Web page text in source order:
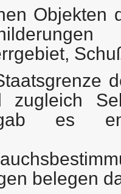
Objekten
es
belegen